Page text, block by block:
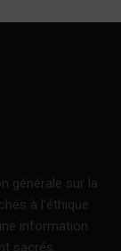
générale sur la
à l’éthique
information